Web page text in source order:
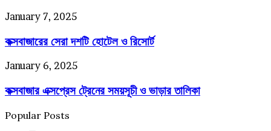
নাম্বার
মান
ধরন
নিন
কক্সবাজারের
দশটি
ও
January 7, 2025
কক্সবাজারের সেরা দশটি হোটেল ও রিসোর্ট
কক্সবাজার
ট্রেনের
ও
January 6, 2025
কক্সবাজার এক্সপ্রেস ট্রেনের সময়সূচী ও ভাড়ার তালিকা
Popular Posts